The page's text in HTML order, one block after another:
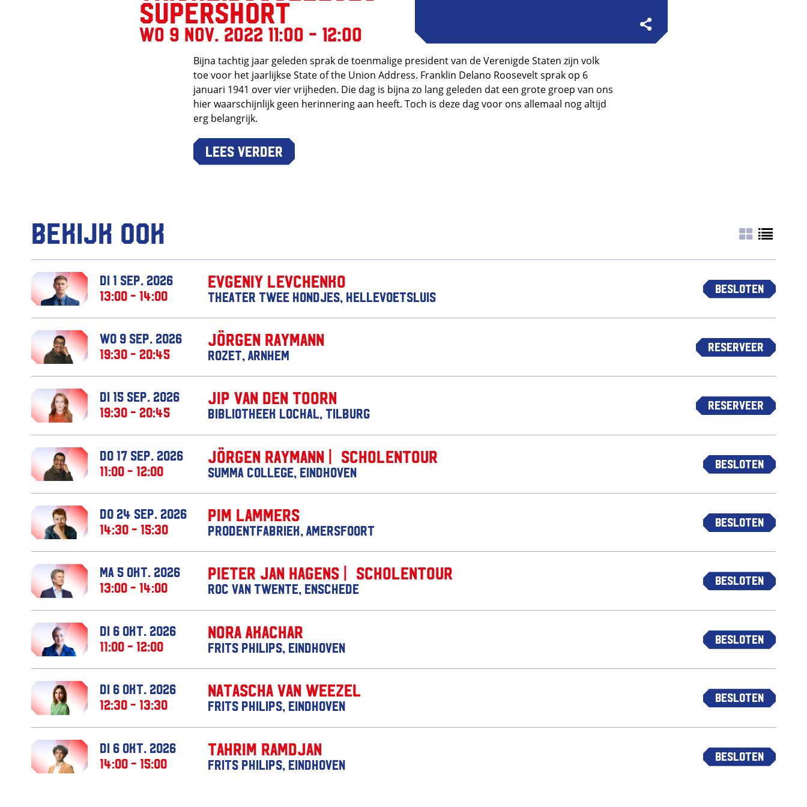
Supershort
wo 9 nov. 2022 11:00 - 12:00
Bijna tachtig jaar geleden sprak de toenmalige president van de Verenigde Staten zijn volk
toe voor het jaarlijkse State of the Union Address. Franklin Delano Roosevelt sprak op 6
januari 1941 over vier vrijheden. Die dag is bijna zo lang geleden dat een grote groep van ons
hier waarschijnlijk geen herinnering aan heeft. Toch is deze dag voor ons allemaal nog altijd
erg belangrijk.
Lees verder
Bekijk ook
Evgeniy Levchenko
Theater Twee Hondjes, Hellevoetsluis
di 1 sep. 2026
13:00 - 14:00
Besloten
Jörgen Raymann
Rozet, Arnhem
wo 9 sep. 2026
19:30 - 20:45
Reserveer
Jip van den Toorn
Bibliotheek Lochal, Tilburg
di 15 sep. 2026
19:30 - 20:45
Reserveer
Jörgen Raymann | Scholentour
Summa College, Eindhoven
do 17 sep. 2026
11:00 - 12:00
Besloten
Pim Lammers
Prodentfabriek, Amersfoort
do 24 sep. 2026
14:30 - 15:30
Besloten
Pieter Jan Hagens | Scholentour
ROC van Twente, Enschede
ma 5 okt. 2026
13:00 - 14:00
Besloten
Nora Akachar
Frits Philips, Eindhoven
di 6 okt. 2026
11:00 - 12:00
Besloten
Natascha van Weezel
Frits Philips, Eindhoven
di 6 okt. 2026
12:30 - 13:30
Besloten
Tahrim Ramdjan
Frits Philips, Eindhoven
di 6 okt. 2026
14:00 - 15:00
Besloten